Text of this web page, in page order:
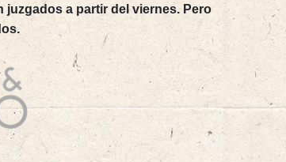
a partir del viernes. Pero